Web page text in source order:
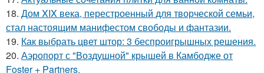
18. Дом XIX века, перестроенный для творческой семьи,
стал настоящим манифестом свободы и фантазии.
19. Как выбрать цвет штор: 3 беспроигрышных решения.
20. Аэропорт с "Воздушной" крышей в Камбодже от
Foster + Partners.